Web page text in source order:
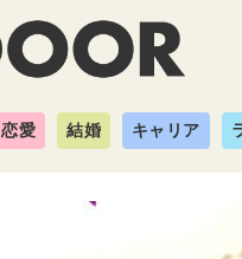
恋愛 結婚 キャリア